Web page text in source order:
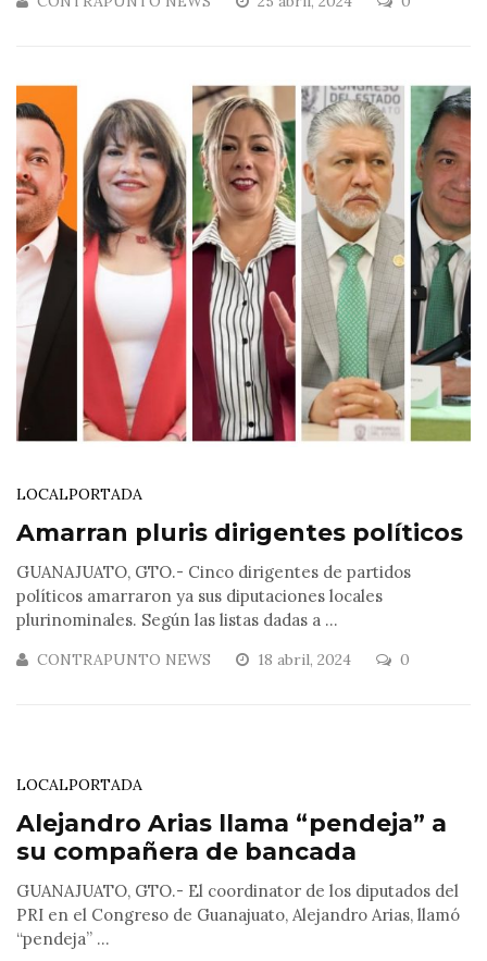
LOCALPORTADA
Amarran pluris dirigentes políticos
GUANAJUATO, GTO.- Cinco dirigentes de partidos
políticos amarraron ya sus diputaciones locales
plurinominales. Según las listas dadas a ...
CONTRAPUNTO NEWS 18 abril, 2024 0
LOCALPORTADA
Alejandro Arias llama “pendeja” a
su compañera de bancada
GUANAJUATO, GTO.- El coordinator de los diputados del
PRI en el Congreso de Guanajuato, Alejandro Arias, llamó
“pendeja” ...